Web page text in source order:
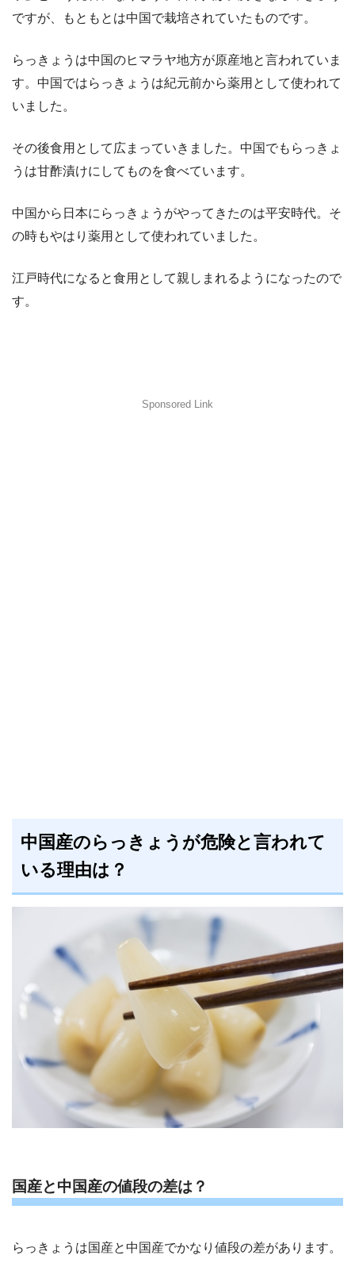
ですが、もともとは中国で栽培されていたものです。
らっきょうは中国のヒマラヤ地方が原産地と言われていま
す。中国ではらっきょうは紀元前から薬用として使われて
いました。
その後食用として広まっていきました。中国でもらっきょ
うは甘酢漬けにしてものを食べています。
中国から日本にらっきょうがやってきたのは平安時代。そ
の時もやはり薬用として使われていました。
江戸時代になると食用として親しまれるようになったので
す。
Sponsored Link
中国産のらっきょうが危険と言われて
いる理由は？
国産と中国産の値段の差は？
らっきょうは国産と中国産でかなり値段の差があります。